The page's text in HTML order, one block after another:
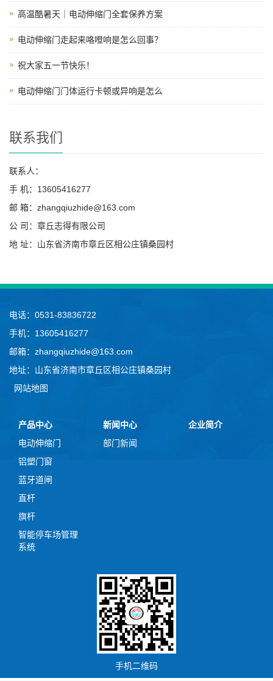
高温酷暑天｜电动伸缩门全套保养方案
电动伸缩门走起来咯噔响是怎么回事？
祝大家五一节快乐！
电动伸缩门门体运行卡顿或异响是怎么
联系我们
联系人：
手 机：13605416277
邮 箱：zhangqiuzhide@163.com
公 司：章丘志得有限公司
地 址：山东省济南市章丘区相公庄镇桑园村
电话：0531-83836722
手机：13605416277
邮箱：zhangqiuzhide@163.com
地址：山东省济南市章丘区相公庄镇桑园村
网站地图
产品中心
电动伸缩门
铝塑门窗
蓝牙道闸
直杆
旗杆
智能停车场管理
系统
新闻中心
部门新闻
企业简介
手机二维码